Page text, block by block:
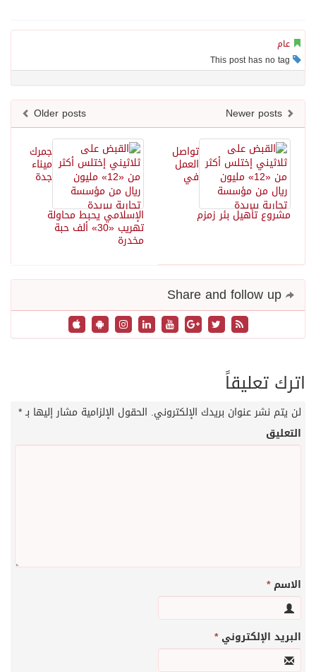
عام
Older posts
جمرك
ميناء
جدة
الإسلامي يحبط محاولة
تهريب «30» ألف حبة
مخدرة
تواصل
العمل
في
مشروع تأهيل بئر زمزم
اترك تعليقاً
لن يتم نشر عنوان بريدك الإلكتروني. الحقول الإلزامية مشار إليها بـ*
التعليق
الاسم*
البريد الإلكتروني*